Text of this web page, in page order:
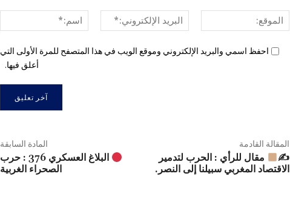
الإلكتروني:*
الموقع:
احفظ اسمي والبريد الإلكتروني وموقع الويب في هذا المتصفح للمرة الأولى التي
أعلق فيها.
المادة السابقة
البلاغ العسكري 376 : حرب
الصحراء الغربية
المقالة القادمة
✍
مقال للرأي : الحرب لتدمير
الاقتصاد المغربي سبيلنا إلى النصر.